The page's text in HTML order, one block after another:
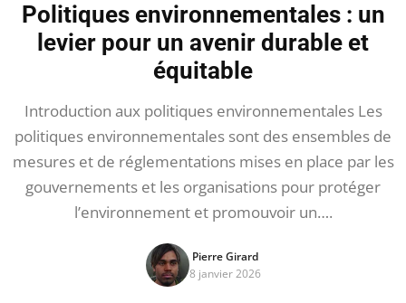
Politiques environnementales : un
levier pour un avenir durable et
équitable
Introduction aux politiques environnementales Les
politiques environnementales sont des ensembles de
mesures et de réglementations mises en place par les
gouvernements et les organisations pour protéger
l’environnement et promouvoir un….
Pierre Girard
8 janvier 2026